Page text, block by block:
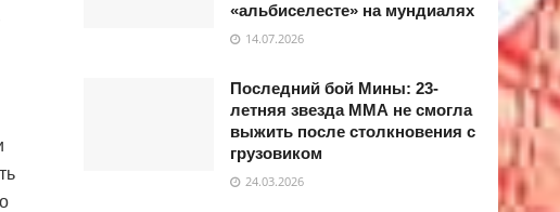
«альбиселесте» на мундиалях
14.07.2026
Последний бой Мины: 23-
летняя звезда ММА не смогла
выжить после столкновения с
грузовиком
24.03.2026